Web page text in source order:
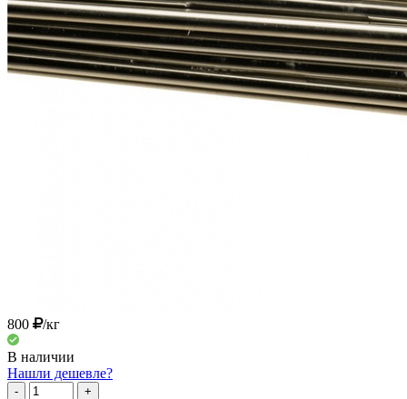
800 /кг
В наличии
Нашли дешевле?
- +